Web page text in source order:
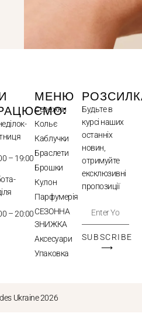
– 19:00
– 20:00
МЕНЮ
Сережки
Кольє
Каблучки
Браслети
Брошки
Кулон
Парфумерія
СЕЗОННА
ЗНИЖКА
Аксесуари
Упаковка
Будьте в
курсі наших
останніх
новин,
отримуйте
ексклюзивні
пропозиції
SUBSCRIBE
⟶
Ukraine 2026